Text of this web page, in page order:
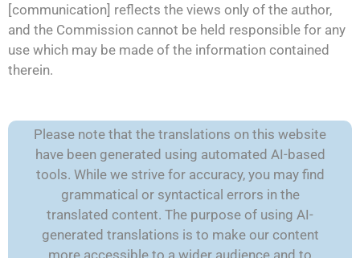
[communication] reflects the views only of the author,
and the Commission cannot be held responsible for any
use which may be made of the information contained
therein.
Please note that the translations on this website
have been generated using automated AI-based
tools. While we strive for accuracy, you may find
grammatical or syntactical errors in the
translated content. The purpose of using AI-
generated translations is to make our content
more accessible to a wider audience and to